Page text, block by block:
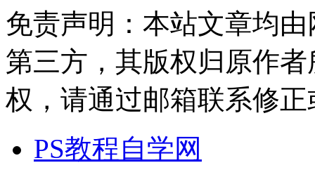
免责声明：本站文章均
第三方，其版权归原作
权，请通过邮箱联系修正
PS教程自学网